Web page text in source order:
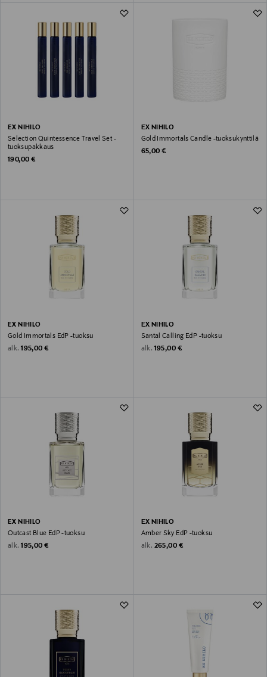
EX NIHILO
Selection Quintessence Travel Set -
tuoksupakkaus
Original Price
190,00 €
EX NIHILO
Gold Immortals Candle -tuoksukynttilä
Original Price
65,00 €
EX NIHILO
Gold Immortals EdP -tuoksu
alk. Original Price
195,00 €
EX NIHILO
Santal Calling EdP -tuoksu
alk. Original Price
195,00 €
EX NIHILO
Outcast Blue EdP -tuoksu
alk. Original Price
195,00 €
EX NIHILO
Amber Sky EdP -tuoksu
alk. Original Price
265,00 €